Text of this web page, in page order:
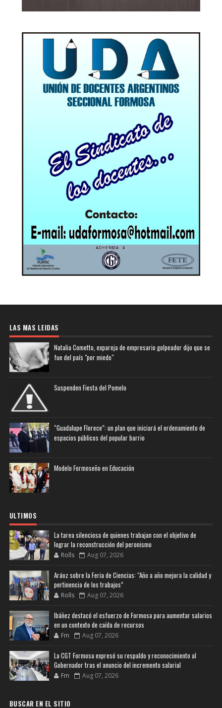
LAS MAS LEIDAS
Natalia Cometto, expareja de empresario golpeador dijo que se
fue del país "por miedo"
Suspenden Fiesta del Pomelo
“Guadalupe Florece”: un plan que iniciará el ordenamiento de
espacios públicos del popular barrio
Modelo Formoseño en Educación
ULTIMOS
La tarea silenciosa de quienes trabajan con el objetivo de
lograr la reconstrucción del peronismo
Rolls Aug 07, 2026
Aráoz sobre la Feria de Ciencias: “Año a año mejora la calidad y
pertinencia de los trabajos”
Rolls Aug 07, 2026
Ibáñez destacó el esfuerzo de Formosa para aumentar salarios
en un contexto de caída de recursos
Fm Aug 07, 2026
La CGT Formosa expresó su respaldo y reconocimiento al
Gobernador tras el anuncio del incremento salarial
Fm Aug 07, 2026
BUSCAR EN EL SITIO